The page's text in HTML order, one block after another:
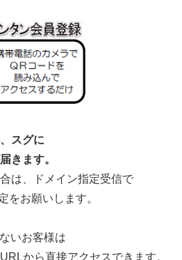
スグに
きます。
は、ドメイン指定受信で
をお願いします。
いお客様は
から直接アクセスできます。